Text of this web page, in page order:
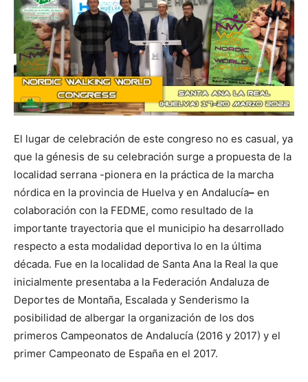
El lugar de celebración de este congreso no es casual, ya
que la génesis de su celebración surge a propuesta de la
localidad serrana -pionera en la práctica de la marcha
nórdica en la provincia de Huelva y en Andalucía– en
colaboración con la FEDME, como resultado de la
importante trayectoria que el municipio ha desarrollado
respecto a esta modalidad deportiva lo en la última
década. Fue en la localidad de Santa Ana la Real la que
inicialmente presentaba a la Federación Andaluza de
Deportes de Montaña, Escalada y Senderismo la
posibilidad de albergar la organización de los dos
primeros Campeonatos de Andalucía (2016 y 2017) y el
primer Campeonato de España en el 2017.